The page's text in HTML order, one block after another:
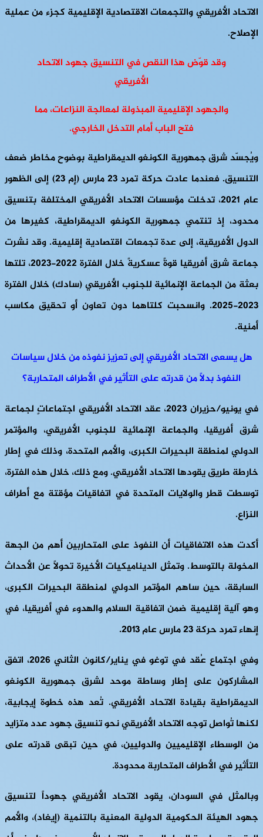
الاتحاد الأفريقي والتجمعات الاقتصادية الإقليمية كجزء من عملية
الإصلاح.
وقد قوّض هذا النقص في التنسيق جهود الاتحاد
الأفريقي
والجهود الإقليمية المبذولة لمعالجة النزاعات، مما
فتح الباب أمام التدخل الخارجي.
ويُجسّد شرق جمهورية الكونغو الديمقراطية بوضوح مخاطر ضعف
التنسيق. فعندما عادت حركة تمرد 23 مارس (إم 23) إلى الظهور
عام 2021، تدخلت مؤسسات الاتحاد الأفريقي المختلفة بتنسيق
محدود، إذ تنتمي جمهورية الكونغو الديمقراطية، كغيرها من
الدول الأفريقية، إلى عدة تجمعات اقتصادية إقليمية. وقد نشرت
جماعة شرق أفريقيا قوةً عسكريةً خلال الفترة 2022-2023، تلتها
بعثة من الجماعة الإنمائية للجنوب الأفريقي (سادك) خلال الفترة
2023-2025. وانسحبت كلتاهما دون تعاون أو تحقيق مكاسب
أمنية.
هل يسعى الاتحاد الأفريقي إلى تعزيز نفوذه من خلال سياسات
النفوذ بدلاً من قدرته على التأثير في الأطراف المتحاربة؟
في يونيو/حزيران 2023، عقد الاتحاد الأفريقي اجتماعاتٍ لجماعة
شرق أفريقيا، والجماعة الإنمائية للجنوب الأفريقي، والمؤتمر
الدولي لمنطقة البحيرات الكبرى، والأمم المتحدة، وذلك في إطار
خارطة طريق يقودها الاتحاد الأفريقي. ومع ذلك، خلال هذه الفترة،
توسطت قطر والولايات المتحدة في اتفاقيات مؤقتة مع أطراف
النزاع.
أكدت هذه الاتفاقيات أن النفوذ على المتحاربين أهم من الجهة
المخولة بالتوسط. وتمثل الديناميكيات الأخيرة تحولاً عن الأحداث
السابقة، حين ساهم المؤتمر الدولي لمنطقة البحيرات الكبرى،
وهو آلية إقليمية ضمن اتفاقية السلام والهدوء في أفريقيا، في
إنهاء تمرد حركة 23 مارس عام 2013.
وفي اجتماع عُقد في توغو في يناير/كانون الثاني 2026، اتفق
المشاركون على إطار وساطة موحد لشرق جمهورية الكونغو
الديمقراطية بقيادة الاتحاد الأفريقي. تُعد هذه خطوة إيجابية،
لكنها تُواصل توجه الاتحاد الأفريقي نحو تنسيق جهود عدد متزايد
من الوسطاء الإقليميين والدوليين، في حين تبقى قدرته على
التأثير في الأطراف المتحاربة محدودة.
وبالمثل في السودان، يقود الاتحاد الأفريقي جهوداً لتنسيق
جهود الهيئة الحكومية الدولية المعنية بالتنمية (إيغاد)، والأمم